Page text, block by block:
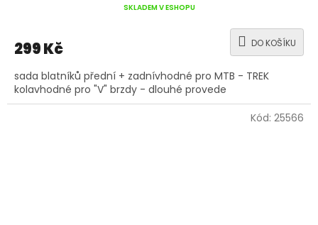
SKLADEM V ESHOPU
299 Kč DO KOŠÍKU
sada blatníků přední + zadnívhodné pro MTB - TREK
kolavhodné pro "V" brzdy - dlouhé provede
Kód: 25566